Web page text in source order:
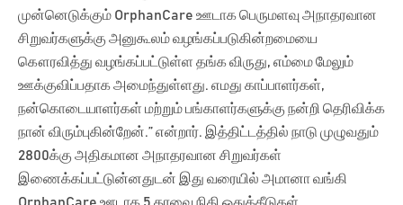
முன்னெடுக்கும் OrphanCare ஊடாக பெருமளவு அநாதரவான
சிறுவர்களுக்கு அனுகூலம் வழங்கப்படுகின்றமையை
கௌரவித்து வழங்கப்பட்டுள்ள தங்க விருது, எம்மை மேலும்
ஊக்குவிப்பதாக அமைந்துள்ளது. எமது காப்பாளர்கள்,
நன்கொடையாளர்கள் மற்றும் பங்காளர்களுக்கு நன்றி தெரிவிக்க
நான் விரும்புகின்றேன்.” என்றார். இத்திட்டத்தில் நாடு முழுவதும்
2800க்கு அதிகமான அநாதரவான சிறுவர்கள்
இணைக்கப்பட்டுன்னதுடன் இது வரையில் அமானா வங்கி